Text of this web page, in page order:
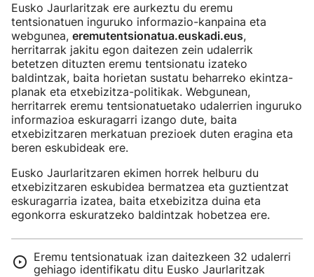
Eusko Jaurlaritzak ere aurkeztu du eremu
tentsionatuen inguruko informazio-kanpaina eta
webgunea, eremutentsionatua.euskadi.eus,
herritarrak jakitu egon daitezen zein udalerrik
betetzen dituzten eremu tentsionatu izateko
baldintzak, baita horietan sustatu beharreko ekintza-
planak eta etxebizitza-politikak. Webgunean,
herritarrek eremu tentsionatuetako udalerrien inguruko
informazioa eskuragarri izango dute, baita
etxebizitzaren merkatuan prezioek duten eragina eta
beren eskubideak ere.
Eusko Jaurlaritzaren ekimen horrek helburu du
etxebizitzaren eskubidea bermatzea eta guztientzat
eskuragarria izatea, baita etxebizitza duina eta
egonkorra eskuratzeko baldintzak hobetzea ere.
Eremu tentsionatuak izan daitezkeen 32 udalerri
gehiago identifikatu ditu Eusko Jaurlaritzak